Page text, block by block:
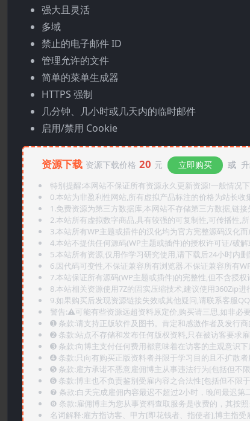
强大且灵活
多域
禁止的电子邮件 ID
管理允许的文件
简单的菜单生成器
HTTPS 强制
几分钟、几小时或几天内的临时邮件
启用/禁用 Cookie
资源下载 资源下载价格 20 元 立即购买 或
特别提醒:本网站不保证所有资源永久更新资源!一般情况
0.本站为非盈利性网站,所有虚拟产品标注的价格为站长
1.免费资源为第三方数据库,本网站不存储第三方数据,链
2.本站所有虚拟数字商品,具有较强的可复制性,可传播性,
3.本站所有WP主题或插件的汉化均为官方完整源码汉化
4.本站不提供任何源码(WP主题或插件)的授权许可证/破
5.本站所有资源,仅用作学习研究使用,请下载后24小时内
6.因代码可变性,不保证兼容所有浏览器.不保证兼容所有
7.本站保证所有源码(WP主题或插件)的完整性,但不含授
8.本站相关资源使用7Z的固实压缩技术,建议使用360Zip进
9.如果购买后发现资源链接失效或其他疑问,请联系客服
警告:⚠️可能有些资源远超资料原定价,购买请三思,如非必
➊️ 条款:请支持正版软件及图书。肯定和感激作者及发行商
➋️ 条款:站点不存储和发布任何版权资料,只在被访客要求
➌️ 条款:向博主支付任何费用都意味着在访客的主观意识
➍️ 条款:只向有购买正版资料者并限于学习目的且不扩散
➎ 条款:雇方承诺不恶意雇佣博主从事违法行为[包括但不
➏️ 条款:博主也不负责鉴别受雇内容之合法性[包括但不限
❼ 条款:白天完成雇佣内容最迟不超过2小时，晚间最迟第
❽ 条款:雇佣博主为您从事资料查取服务是收费的，其按
名词解释:雇方指访客、甲方[即花钱者、指使者],博主指受